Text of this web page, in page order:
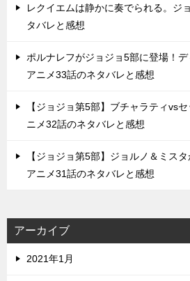
レクイエムは静かに奏でられる。ジ
タバレと感想
ポルナレフがジョジョ5部に登場！
アニメ33話のネタバレと感想
【ジョジョ第5部】ブチャラティvs
ニメ32話のネタバレと感想
【ジョジョ第5部】ジョルノ＆ミス
アニメ31話のネタバレと感想
アーカイブ
2021年1月